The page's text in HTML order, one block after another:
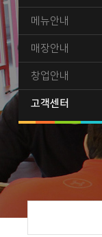
메뉴안내
매장안내
창업안내
고객센터